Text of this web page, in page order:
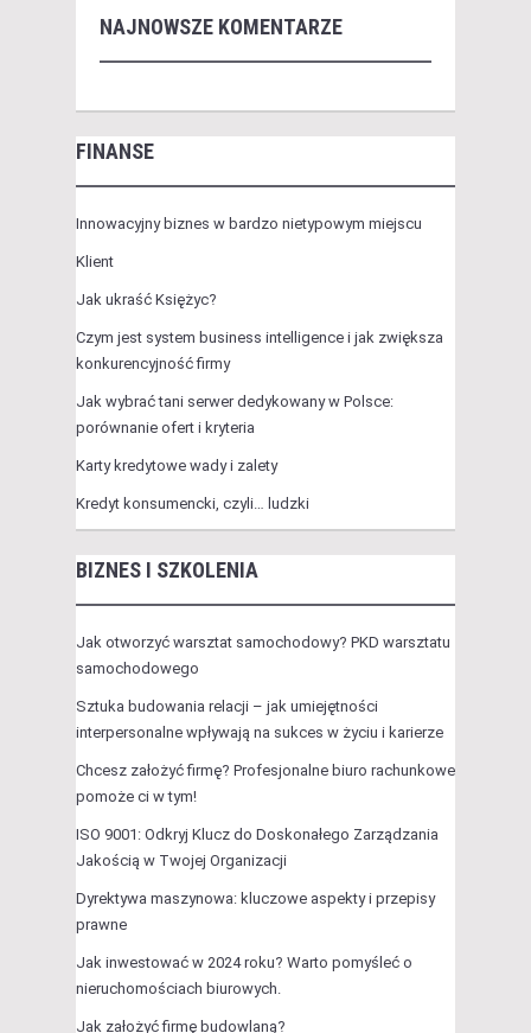
NAJNOWSZE KOMENTARZE
FINANSE
Innowacyjny biznes w bardzo nietypowym miejscu
Klient
Jak ukraść Księżyc?
Czym jest system business intelligence i jak zwiększa
konkurencyjność firmy
Jak wybrać tani serwer dedykowany w Polsce:
porównanie ofert i kryteria
Karty kredytowe wady i zalety
Kredyt konsumencki, czyli… ludzki
BIZNES I SZKOLENIA
Jak otworzyć warsztat samochodowy? PKD warsztatu
samochodowego
Sztuka budowania relacji – jak umiejętności
interpersonalne wpływają na sukces w życiu i karierze
Chcesz założyć firmę? Profesjonalne biuro rachunkowe
pomoże ci w tym!
ISO 9001: Odkryj Klucz do Doskonałego Zarządzania
Jakością w Twojej Organizacji
Dyrektywa maszynowa: kluczowe aspekty i przepisy
prawne
Jak inwestować w 2024 roku? Warto pomyśleć o
nieruchomościach biurowych.
Jak założyć firmę budowlaną?